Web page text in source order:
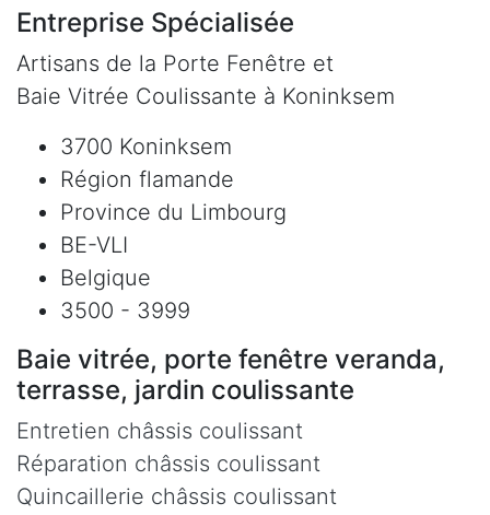
Entreprise Spécialisée
Artisans de la Porte Fenêtre et
Baie Vitrée Coulissante à Koninksem
3700 Koninksem
Région flamande
Province du Limbourg
BE-VLI
Belgique
3500 - 3999
Baie vitrée, porte fenêtre veranda,
terrasse, jardin coulissante
Entretien châssis coulissant
Réparation châssis coulissant
Quincaillerie châssis coulissant